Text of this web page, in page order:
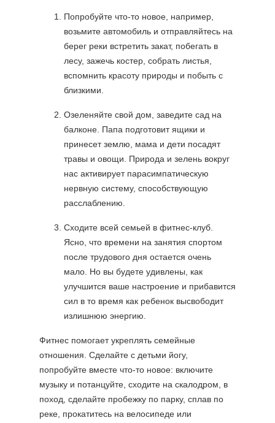
Попробуйте что-то новое, например,
возьмите автомобиль и отправляйтесь на
берег реки встретить закат, побегать в
лесу, зажечь костер, собрать листья,
вспомнить красоту природы и побыть с
близкими.
Озеленяйте свой дом, заведите сад на
балконе. Папа подготовит ящики и
принесет землю, мама и дети посадят
травы и овощи. Природа и зелень вокруг
нас активирует парасимпатическую
нервную систему, способствующую
расслаблению.
Сходите всей семьей в фитнес-клуб.
Ясно, что времени на занятия спортом
после трудового дня остается очень
мало. Но вы будете удивлены, как
улучшится ваше настроение и прибавится
сил в то время как ребенок высвободит
излишнюю энергию.
Фитнес помогает укреплять семейные
отношения. Сделайте с детьми йогу,
попробуйте вместе что-то новое: включите
музыку и потанцуйте, сходите на скалодром, в
поход, сделайте пробежку по парку, сплав по
реке, прокатитесь на велосипеде или